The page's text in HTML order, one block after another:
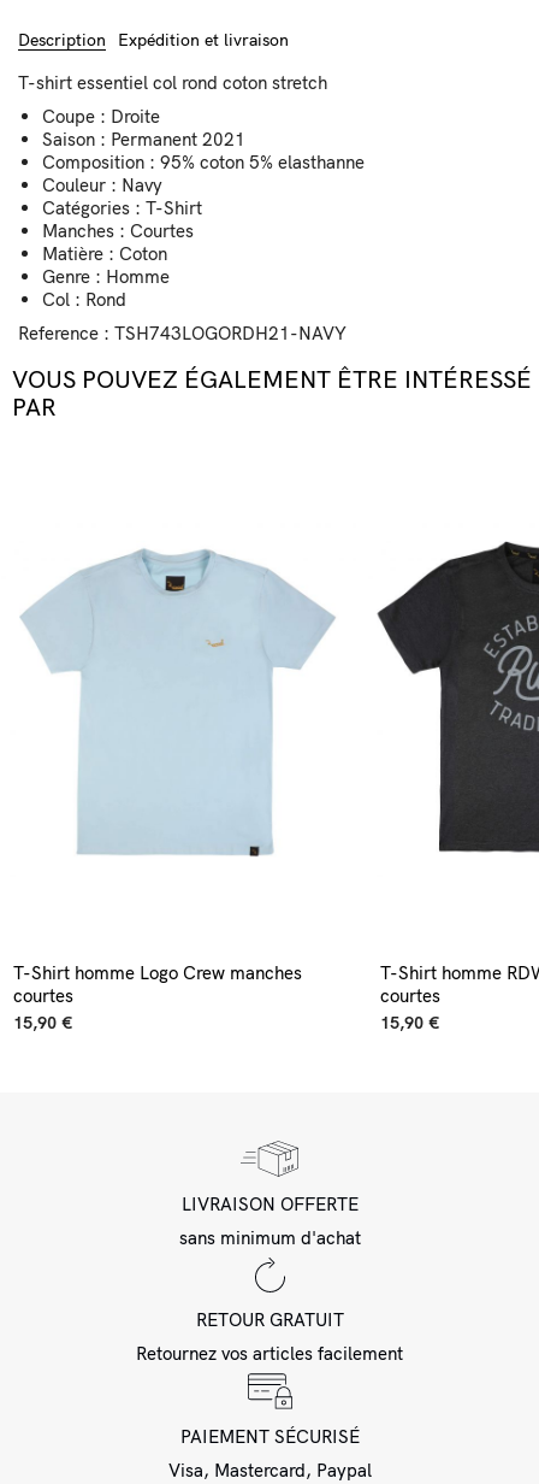
Description Expédition et livraison
T-shirt essentiel col rond coton stretch
Coupe : Droite
Saison : Permanent 2021
Composition : 95% coton 5% elasthanne
Couleur : Navy
Catégories : T-Shirt
Manches : Courtes
Matière : Coton
Genre : Homme
Col : Rond
Reference : TSH743LOGORDH21-NAVY
VOUS POUVEZ ÉGALEMENT ÊTRE INTÉRESSÉ
PAR
T-Shirt homme Logo Crew manches
courtes
15,90 €
T-Shirt homme
courtes
15,90 €
LIVRAISON OFFERTE
sans minimum d'achat
RETOUR GRATUIT
Retournez vos articles facilement
PAIEMENT SÉCURISÉ
Visa, Mastercard, Paypal